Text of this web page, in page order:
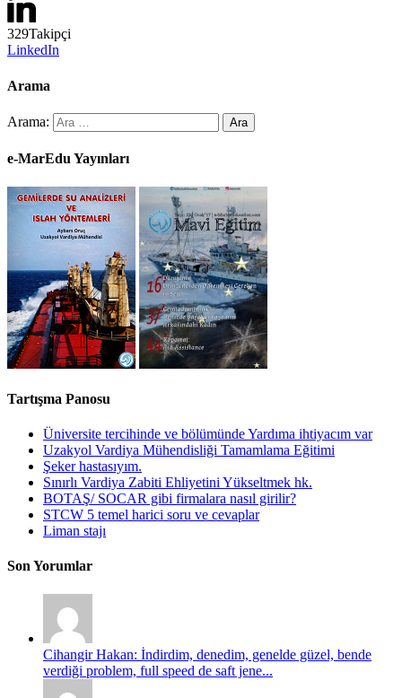
329Takipçi
LinkedIn
Arama
Arama:
e-MarEdu Yayınları
Tartışma Panosu
Üniversite tercihinde ve bölümünde Yardıma ihtiyacım var
Uzakyol Vardiya Mühendisliği Tamamlama Eğitimi
Şeker hastasıyım.
Sınırlı Vardiya Zabiti Ehliyetini Yükseltmek hk.
BOTAŞ/ SOCAR gibi firmalara nasıl girilir?
STCW 5 temel harici soru ve cevaplar
Liman stajı
Son Yorumlar
Cihangir Hakan: İndirdim, denedim, genelde güzel, bende
verdiği problem, full speed de saft jene...